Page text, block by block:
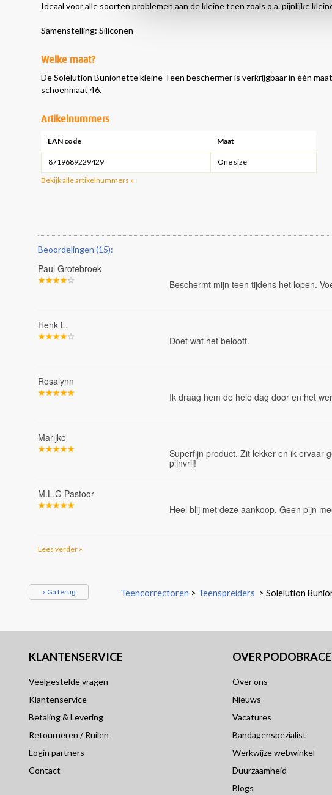
Ideaal voor alle soorten problemen aan de kleine teen zoals o.a. pijnlijke
Samenstelling: Siliconen
Welke maat?
De Solelution Bunionette kleine Teen beschermer is verkrijgbaar in één
schoenmaat 46.
Artikelnummers
EAN code Maat
8719689229429
One size
Bekijk alle artikelnummers »
Beoordelingen (15):
Paul Grotebroek
Beschermt mijn teen tijdens het lopen.
Henk L.
Doet wat het belooft.
Rosalynn
Ik draag hem de hele dag door en het
Marijke
Superfijn product. Zit lekker en ik ervaar
pijnvrij!
M.L.G Pastoor
Heel blij met deze aankoop. Geen pijn
Lees verder »
« Ga terug Teencorrectoren > Teenspreiders > Solelution
KLANTENSERVICE
Veelgestelde vragen
Klantenservice
Betaling & Levering
Retourneren / Ruilen
Login partners
Contact
OVER PODOBRACE
Over ons
Nieuws
Vacatures
Bandagenspezialist
Werkwijze webwinkel
Duurzaamheid
Blogs